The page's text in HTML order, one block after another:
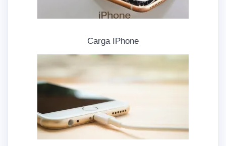
Carga IPhone